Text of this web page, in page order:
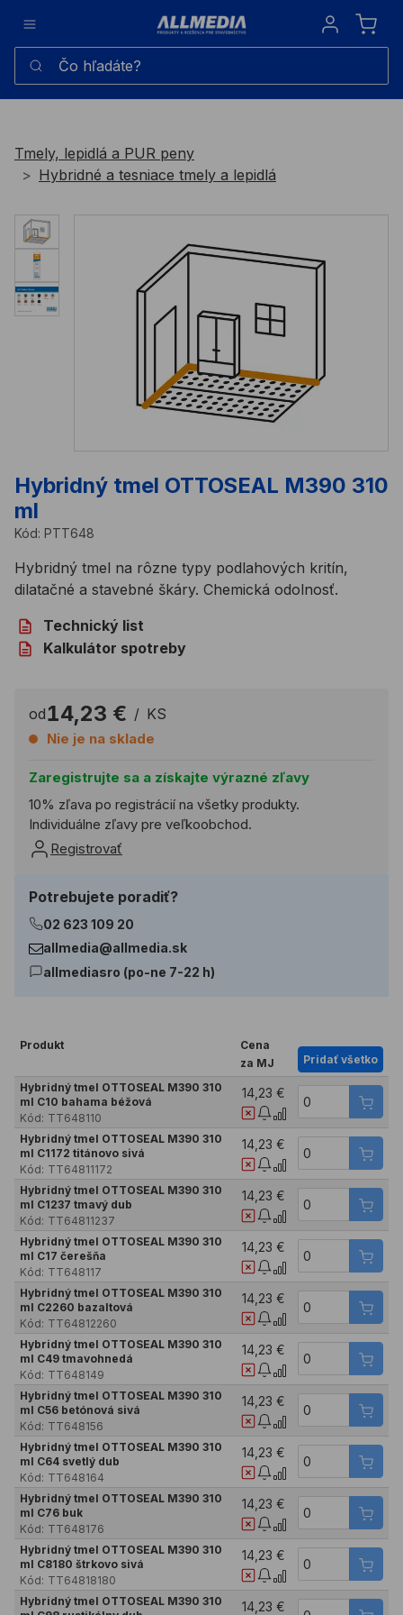
Sign in
Čo hľadáte?
Tmely, lepidlá a PUR peny
Hybridné a tesniace tmely a lepidlá
Hybridný tmel OTTOSEAL M390 310
ml
Kód: PTT648
Hybridný tmel na rôzne typy podlahových kritín,
dilatačné a stavebné škáry. Chemická odolnosť.
Technický list
Kalkulátor spotreby
od14,23 € / KS
Nie je na sklade
Zaregistrujte sa a získajte výrazné zľavy
10% zľava po registrácií na všetky produkty.
Individuálne zľavy pre veľkoobchod.
Registrovať
Potrebujete poradiť?
02 623 109 20
allmedia@allmedia.sk
allmediasro (po-ne 7-22 h)
Produkt
Cena
za MJ
Pridať všetko
Hybridný tmel OTTOSEAL M390 310
ml C10 bahama béžová
Kód: TT648110
14,23 €
Hybridný tmel OTTOSEAL M390 310
ml C1172 titánovo sivá
Kód: TT64811172
14,23 €
Hybridný tmel OTTOSEAL M390 310
ml C1237 tmavý dub
Kód: TT64811237
14,23 €
Hybridný tmel OTTOSEAL M390 310
ml C17 čerešňa
Kód: TT648117
14,23 €
Hybridný tmel OTTOSEAL M390 310
ml C2260 bazaltová
Kód: TT64812260
14,23 €
Hybridný tmel OTTOSEAL M390 310
ml C49 tmavohnedá
Kód: TT648149
14,23 €
Hybridný tmel OTTOSEAL M390 310
ml C56 betónová sivá
Kód: TT648156
14,23 €
Hybridný tmel OTTOSEAL M390 310
ml C64 svetlý dub
Kód: TT648164
14,23 €
Hybridný tmel OTTOSEAL M390 310
ml C76 buk
Kód: TT648176
14,23 €
Hybridný tmel OTTOSEAL M390 310
ml C8180 štrkovo sivá
Kód: TT64818180
14,23 €
Hybridný tmel OTTOSEAL M390 310
14,23 €